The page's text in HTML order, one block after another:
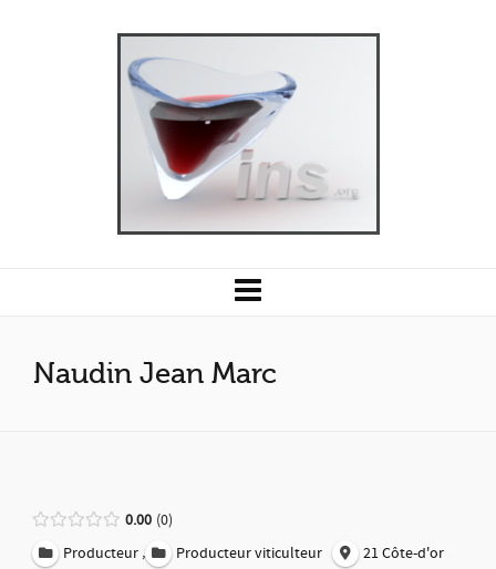
Naudin Jean Marc
0.00 0
Producteur , Producteur viticulteur 21 Côte-d'or